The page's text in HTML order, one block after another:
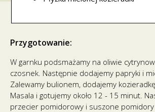
Przygotowanie:
W garnku podsmażamy na oliwie
czosnek. Następnie dodajemy papryki i
Zalewamy bulionem, dodajemy
Masala i gotujemy około 12 - 15 minut.
przecier pomidorowy i suszone